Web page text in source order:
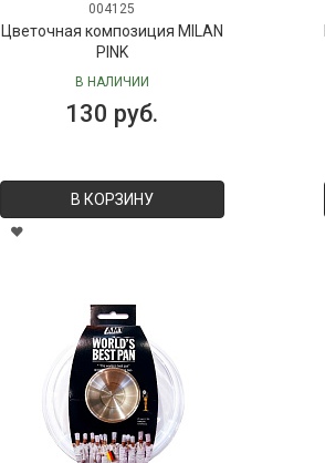
004125
Цветочная композиция MILAN
PINK
В НАЛИЧИИ
130 руб.
В КОРЗИНУ